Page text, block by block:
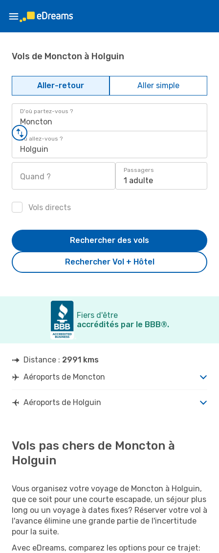
Vols de Moncton à Holguin
Aller-retour Aller simple
D'où partez-vous ?
Moncton
Où allez-vous ?
Holguin
Quand ?
Passagers
1 adulte
Vols directs
Rechercher Vol + Hôtel
Rechercher des vols
Fiers d'être
accrédités par le BBB®.
Distance : 2991 kms
Aéroports de Moncton
Aéroports de Holguin
Vols pas chers de Moncton à
Holguin
Vous organisez votre voyage de Moncton à Holguin,
que ce soit pour une courte escapade, un séjour plus
long ou un voyage à dates fixes? Réserver votre vol à
l'avance élimine une grande partie de l'incertitude
pour la suite.
Avec eDreams, comparez les options pour ce trajet: